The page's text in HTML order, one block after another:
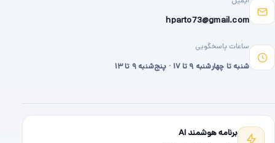
hparto73@gmail.com
ساعات پاسخگویی
شنبه تا چهارشنبه ۹ تا ۱۷ · پنج‌شنبه ۹ تا ۱۳
برنامه هوشمند AI